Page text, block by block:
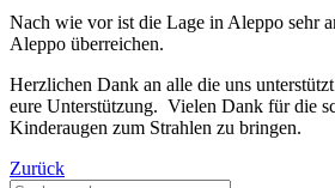
Nach wie vor ist die Lage in Aleppo sehr
Aleppo überreichen.
Herzlichen Dank an alle die uns
eure Unterstützung. Vielen Dank für die
Kinderaugen zum Strahlen zu bringen.
Zurück